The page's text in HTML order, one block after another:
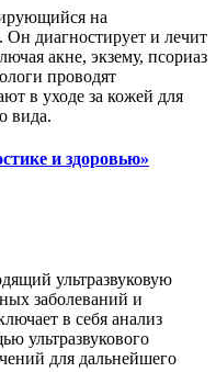
на
Он диагностирует и лечит
акне, экзему, псориаз
проводят
в уходе за кожей для
вида.
и здоровью»
ультразвуковую
заболеваний и
в себя анализ
ультразвукового
для дальнейшего